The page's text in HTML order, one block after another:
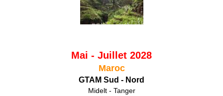
Mai - Juillet 2028
Maroc
GTAM Sud - Nord
Midelt - Tanger